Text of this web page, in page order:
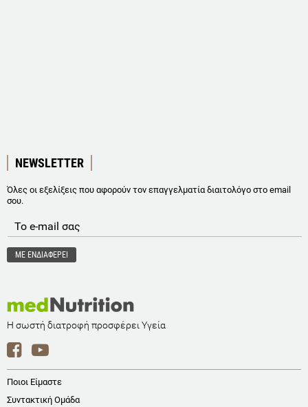
NEWSLETTER
Όλες οι εξελίξεις που αφορούν τον επαγγελματία διαιτολόγο στο email
σου.
Η σωστή διατροφή προσφέρει Υγεία
Ποιοι Είμαστε
Συντακτική Ομάδα